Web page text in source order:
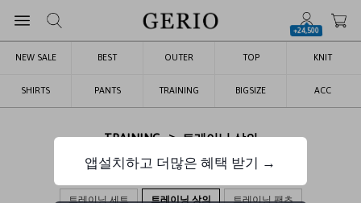
+24,500
NEW SALE BEST OUTER TOP KNIT
SHIRTS PANTS TRAINING BIGSIZE ACC
TRAINING > 트레이닝 상의
트레이닝 상의
트레이닝 세트 트레이닝 상의 트레이닝 팬츠
앱설치하고 더많은 혜택 받기 →